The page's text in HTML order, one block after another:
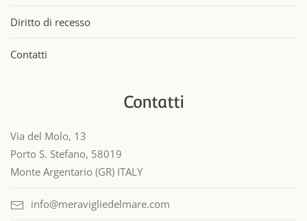
Diritto di recesso
Contatti
Contatti
Via del Molo, 13
Porto S. Stefano, 58019
Monte Argentario (GR) ITALY
info@meravigliedelmare.com